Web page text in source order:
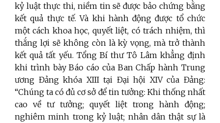
kỷ luật thực thi, niềm tin sẽ được bảo chứng bằng
kết quả thực tế. Và khi hành động được tổ chức
một cách khoa học, quyết liệt, có trách nhiệm, thì
thắng lợi sẽ không còn là kỳ vọng, mà trở thành
kết quả tất yếu. Tổng Bí thư Tô Lâm khẳng định
khi trình bày Báo cáo của Ban Chấp hành Trung
ương Đảng khóa XIII tại Đại hội XIV của Đảng:
“Chúng ta có đủ cơ sở để tin tưởng: Khi thống nhất
cao về tư tưởng; quyết liệt trong hành động;
nghiêm minh trong kỷ luật; nhân dân thật sự là